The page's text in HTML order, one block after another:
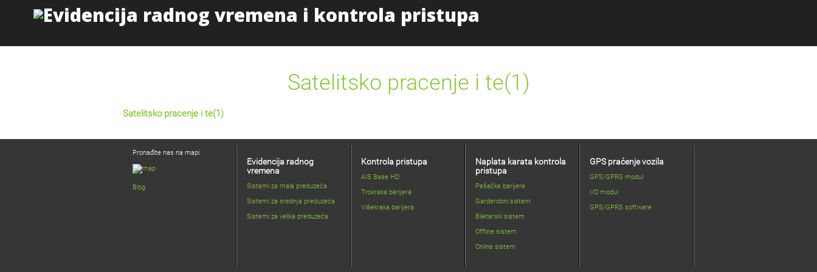
Satelitsko pracenje i te(1)
Satelitsko pracenje i te(1)
Pronađite nas na mapi
Blog
Evidencija radnog
vremena
Sistemi za mala preduzeća
Sistemi za srednja preduzeća
Sistemi za velika preduzeća
Kontrola pristupa
AIS Base HD
Trokraka barijera
Višekraka barijera
Naplata karata kontrola
pristupa
Pešačke barijere
Garderobni sistem
Biletarski sistem
Offline sistem
Online sistem
GPS praćenje vozila
GPS/GPRS modul
I/O modul
GPS/GPRS software